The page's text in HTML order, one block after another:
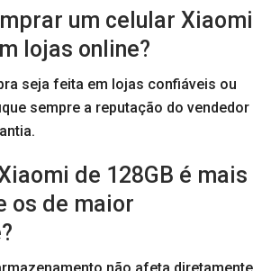
um celular Xiaomi
lojas online?
seja feita em lojas confiáveis ou
sempre a reputação do vendedor
de 128GB é mais
os de maior